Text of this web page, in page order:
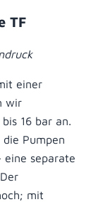
TF
einer
wir
16 bar an.
Pumpen
eine separate
mit